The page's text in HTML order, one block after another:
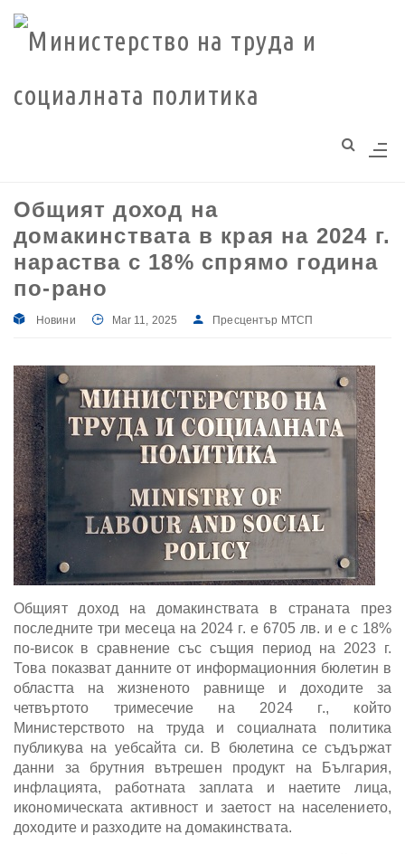
внимание:
достъпност.
Общият доход на
домакинствата в края на 2024 г.
нараства с 18% спрямо година
по-рано
Новини Mar 11, 2025 Пресцентър МТСП
Общият доход на домакинствата в страната през
последните три месеца на 2024 г. е 6705 лв. и е с 18%
по-висок в сравнение със същия период на 2023 г.
Това показват данните от информационния бюлетин в
областта на жизненото равнище и доходите за
четвъртото тримесечие на 2024 г., който
Министерството на труда и социалната политика
публикува на уебсайта си. В бюлетина се съдържат
данни за брутния вътрешен продукт на България,
инфлацията, работната заплата и наетите лица,
икономическата активност и заетост на населението,
доходите и разходите на домакинствата.